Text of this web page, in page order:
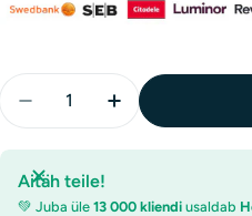
Vähenda Osavi
Suurenda
Aitäh teile!
💚 Juba üle 13 000 kliendi usaldab